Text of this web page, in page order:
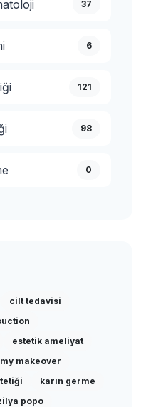
37
6
121
98
0
cilt tedavisi
estetik ameliyat
makeover
karın germe
popo